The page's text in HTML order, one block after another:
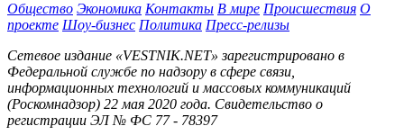
Общество Экономика Контакты В мире Происшествия О
проекте Шоу-бизнес Политика Пресс-релизы
Сетевое издание «VESTNIK.NET» зарегистрировано в
Федеральной службе по надзору в сфере связи,
информационных технологий и массовых коммуникаций
(Роскомнадзор) 22 мая 2020 года. Свидетельство о
регистрации ЭЛ № ФС 77 - 78397